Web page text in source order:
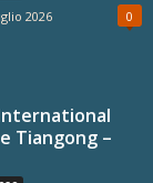
2026 0
Tiangong –